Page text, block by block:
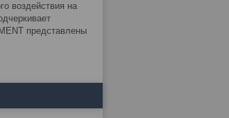
воздействия на
представлены